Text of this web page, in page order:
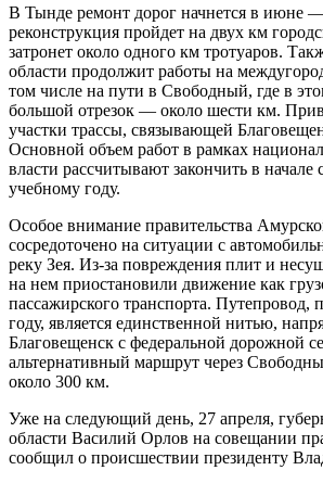
В Тынде ремонт дорог начнется в июне
реконструкция пройдет на двух км
затронет около одного км тротуаров.
области продолжит работы на
том числе на пути в Свободный, где в
большой отрезок — около шести км.
участки трассы, связывающей
Основной объем работ в рамках
власти рассчитывают закончить в
учебному году.
Особое внимание правительства
сосредоточено на ситуации с
реку Зея. Из-за повреждения плит и
на нем приостановили движение как
пассажирского транспорта. Путепровод,
году, является единственной нитью,
Благовещенск с федеральной дорожной
альтернативный маршрут через
около 300 км.
Уже на следующий день, 27 апреля,
области Василий Орлов на совещании
сообщил о происшествии президенту